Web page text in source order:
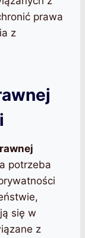
prawa
z
potrzeba
się w
z